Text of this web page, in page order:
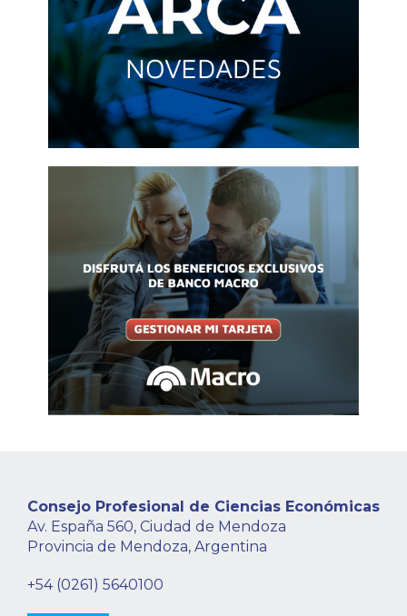
Consejo Profesional de Ciencias Económicas
Av. España 560, Ciudad de Mendoza
Provincia de Mendoza, Argentina
+54 (0261) 5640100